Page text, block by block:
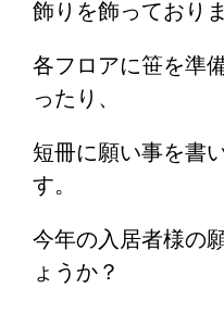
飾りを飾っておりま
各フロアに笹を準
ったり、
短冊に願い事を書
す。
今年の入居者様の
ょうか？